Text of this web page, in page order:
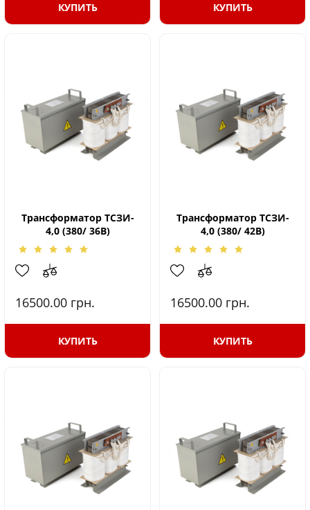
КУПИТЬ КУПИТЬ
Трансформатор ТСЗИ-
4,0 (380/ 36В)
16500.00 грн.
КУПИТЬ
Трансформатор ТСЗИ-
4,0 (380/ 42В)
16500.00 грн.
КУПИТЬ